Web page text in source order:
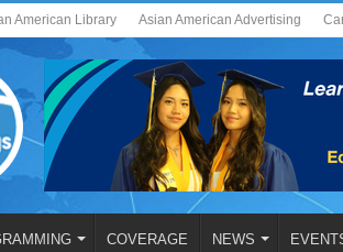
American Library Asian American Advertising
COVERAGE NEWS